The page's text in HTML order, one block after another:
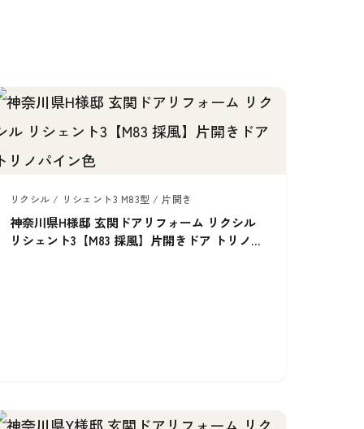
リクシル / リシェント3 M83型 / 片開き
神奈川県H様邸 玄関ドアリフォーム リクシル
リシェント3【M83 採風】片開きドア トリノパ